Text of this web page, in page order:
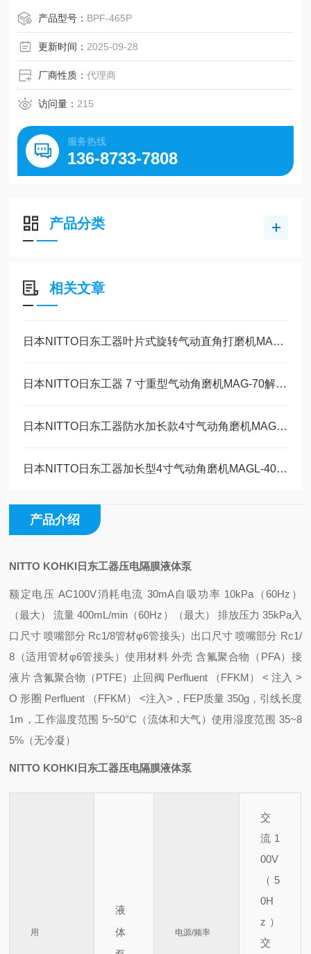
便。 它消耗的功率非常少，并且不会产生电磁噪声。 它可以
处理多种液体和气体，广泛应用于医学、理化、机床等领
域。
产品型号： BPF-465P
更新时间： 2025-09-28
厂商性质：代理商
访问量： 215
服务热线
136-8733-7808
产品分类
相关文章
日本NITTO日东工器叶片式旋转气动直角打磨机MAS-20B工作原理
日本NITTO日东工器 7 寸重型气动角磨机MAG-70解决方案
日本NITTO日东工器防水加长款4寸气动角磨机MAGW-40维修保养
日本NITTO日东工器加长型4寸气动角磨机MAGL-40技术参数
产品介绍
NITTO KOHKI日东工器压电隔膜液体泵
额定电压 AC100V消耗电流 30mA自吸功率 10kPa（60Hz）
（最大） 流量 400mL/min（60Hz） （最大） 排放压力 35kPa入
口尺寸 喷嘴部分 Rc1/8管材φ6管接头） 出口尺寸 喷嘴部分 Rc1/
8 （适用管材φ6管接头）使用材料 外壳 含氟聚合物（PFA） 接
液片 含氟聚合物（PTFE）
止回阀 Perfluent （FFKM） < 注入 >
O 形圈 Perfluent （FFKM） <注入>，FEP质量 350g ，引线长度
1m ，工作温度范围 5~50°C（流体和大气） 使用湿度范围 35~8
5%（无冷凝）
NITTO KOHKI日东工器压电隔膜液体泵
用
液
体
电源/频率
交
流 1
00V
（5
0H
z）
交